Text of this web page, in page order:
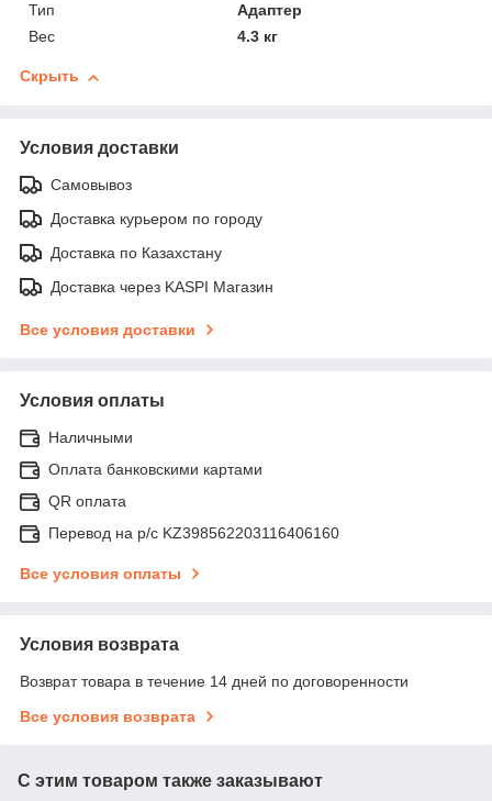
Тип
Адаптер
Вес
4.3 кг
Скрыть
Условия доставки
Самовывоз
Доставка курьером по городу
Доставка по Казахстану
Доставка через KASPI Магазин
Все условия доставки
Условия оплаты
Наличными
Оплата банковскими картами
QR оплата
Перевод на р/с KZ398562203116406160
Все условия оплаты
Условия возврата
Возврат товара в течение 14 дней по договоренности
Все условия возврата
С этим товаром также заказывают